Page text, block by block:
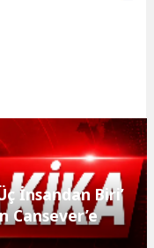
İnsandan Biri’
Cansever’e